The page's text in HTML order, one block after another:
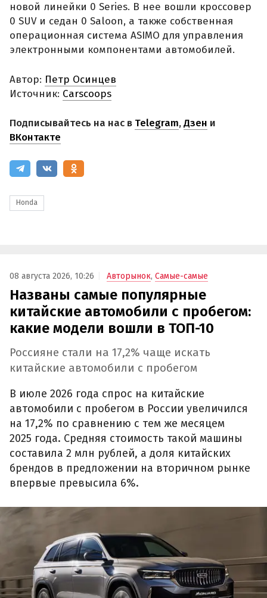
новой линейки 0 Series. В нее вошли кроссовер
0 SUV и седан 0 Saloon, а также собственная
операционная система ASIMO для управления
электронными компонентами автомобилей.
Автор: Петр Осинцев
Источник: Carscoops
Подписывайтесь на нас в Telegram,Дзен и
ВКонтакте
Honda
08 августа 2026, 10:26 Авторынок, Самые-самые
Названы самые популярные
китайские автомобили с пробегом:
какие модели вошли в ТОП-10
Россияне стали на 17,2% чаще искать
китайские автомобили с пробегом
В июле 2026 года спрос на китайские
автомобили с пробегом в России увеличился
на 17,2% по сравнению с тем же месяцем
2025 года. Средняя стоимость такой машины
составила 2 млн рублей, а доля китайских
брендов в предложении на вторичном рынке
впервые превысила 6%.